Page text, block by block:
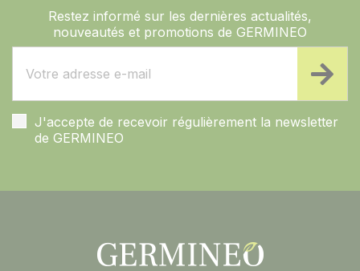
Restez informé sur les dernières actualités,
nouveautés et promotions de GERMINEO
J'accepte de recevoir régulièrement la newsletter
de GERMINEO